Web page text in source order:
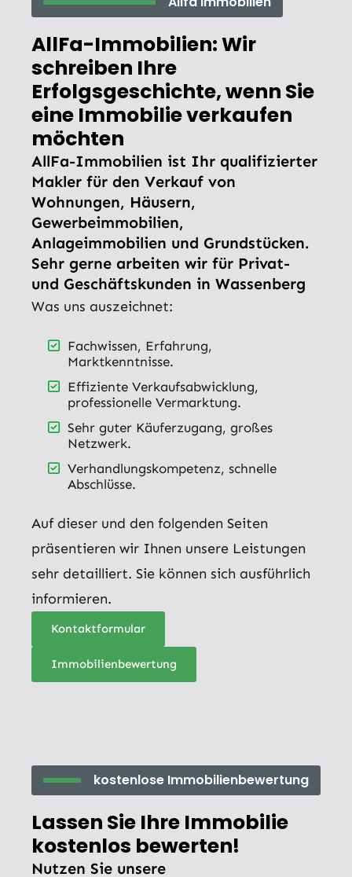
AllFa-Immobilien: Wir
schreiben Ihre
Erfolgsgeschichte, wenn Sie
eine Immobilie verkaufen
möchten
AllFa-Immobilien ist Ihr qualifizierter
Makler für den Verkauf von
Wohnungen, Häusern,
Gewerbeimmobilien,
Anlageimmobilien und Grundstücken.
Sehr gerne arbeiten wir für Privat-
und Geschäftskunden in Wassenberg
Was uns auszeichnet:
Fachwissen, Erfahrung,
Marktkenntnisse.
Effiziente Verkaufsabwicklung,
professionelle Vermarktung.
Sehr guter Käuferzugang, großes
Netzwerk.
Verhandlungskompetenz, schnelle
Abschlüsse.
Auf dieser und den folgenden Seiten
präsentieren wir Ihnen unsere Leistungen
sehr detailliert. Sie können sich ausführlich
informieren.
Kontaktformular
Immobilienbewertung
kostenlose Immobilienbewertung
Lassen Sie Ihre Immobilie
kostenlos bewerten!
Nutzen Sie unsere